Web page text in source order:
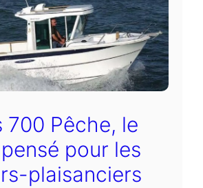
700 Pêche, le
pour les
plaisanciers